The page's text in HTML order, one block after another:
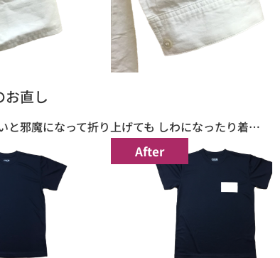
お直し
と邪魔になって折り上げても しわになったり着…
After